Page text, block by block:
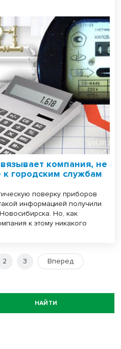
компания, не
городским службам
поверку приборов
информацией получили
Но, как
к этому никакого
2 3 Вперед
НАЙТИ